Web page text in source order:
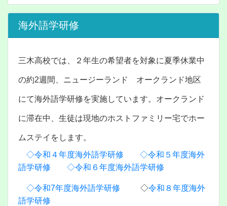
海外語学研修
三木高校では、２年生の希望者を対象に夏季休業中
の約2週間、ニュージーランド オークランド地区
にて海外語学研修を実施しています。オークランド
に滞在中、生徒は現地のホストファミリー宅でホー
ムステイをします。
◇令和４年度海外語学研修
◇令和５年度海外
語学研修
◇令和６年度海外語学研修
◇令和7年度海外語学研修 ◇令和８年度海外
語学研修